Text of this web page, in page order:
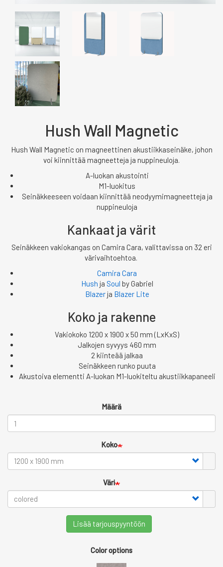
Hush Wall Magnetic
Hush Wall Magnetic on magneettinen akustiikkaseinäke, johon
voi kiinnittää magneetteja ja nuppineuloja.
A-luokan akustointi
M1-luokitus
Seinäkkeeseen voidaan kiinnittää neodyymimagneetteja ja
nuppineuloja
Kankaat ja värit
Seinäkkeen vakiokangas on Camira Cara, valittavissa on 32 eri
värivaihtoehtoa.
Camira Cara
Hush ja Soul by Gabriel
Blazerja Blazer Lite
Koko ja rakenne
Vakiokoko 1200 x 1900 x 50 mm (LxKxS)
Jalkojen syvyys 460 mm
2 kiinteää jalkaa
Seinäkkeen runko puuta
Akustoiva elementti A-luokan M1-luokiteltu akustiikkapaneeli
Määrä
Koko
Väri
Lisää tarjouspyyntöön
Color options